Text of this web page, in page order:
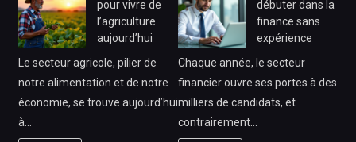
pour vivre de
l’agriculture
aujourd’hui
Le secteur agricole, pilier de
notre alimentation et de notre
économie, se trouve aujourd’hui
à…
débuter dans la
finance sans
expérience
Chaque année, le secteur
financier ouvre ses portes à des
milliers de candidats, et
contrairement…